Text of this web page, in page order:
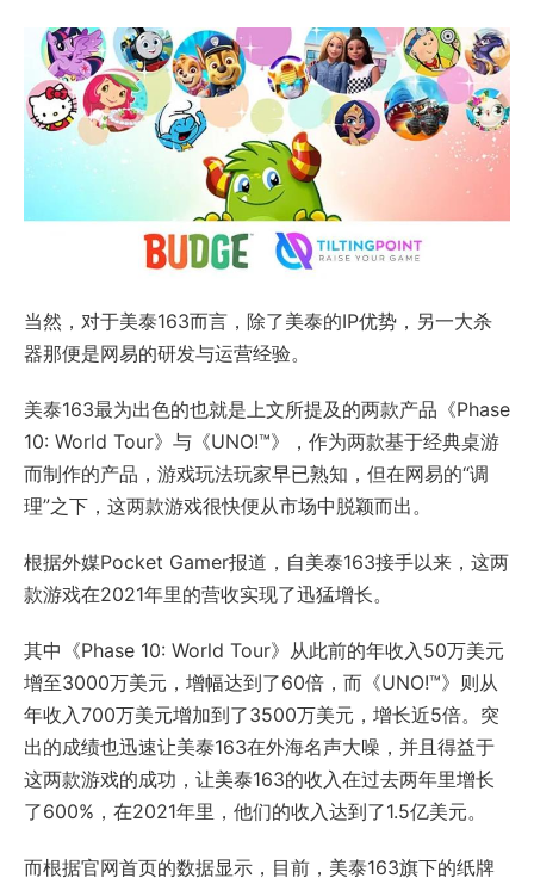
当然，对于美泰163而言，除了美泰的IP优势，另一大杀
器那便是网易的研发与运营经验。
美泰163最为出色的也就是上文所提及的两款产品《Phase
10: World Tour》与《UNO!™》，作为两款基于经典桌游
而制作的产品，游戏玩法玩家早已熟知，但在网易的“调
理”之下，这两款游戏很快便从市场中脱颖而出。
根据外媒Pocket Gamer报道，自美泰163接手以来，这两
款游戏在2021年里的营收实现了迅猛增长。
其中《Phase 10: World Tour》从此前的年收入50万美元
增至3000万美元，增幅达到了60倍，而《UNO!™》则从
年收入700万美元增加到了3500万美元，增长近5倍。突
出的成绩也迅速让美泰163在外海名声大噪，并且得益于
这两款游戏的成功，让美泰163的收入在过去两年里增长
了600%，在2021年里，他们的收入达到了1.5亿美元。
而根据官网首页的数据显示，目前，美泰163旗下的纸牌